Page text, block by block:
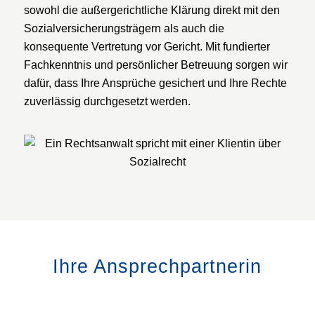
sowohl die außergerichtliche Klärung direkt mit den
Sozial­versicherungs­trägern als auch die
konsequente Vertretung vor Gericht. Mit fundierter
Fachkenntnis und persönlicher Betreuung sorgen wir
dafür, dass Ihre Ansprüche gesichert und Ihre Rechte
zuverlässig durchgesetzt werden.
Ihre Ansprechpartnerin